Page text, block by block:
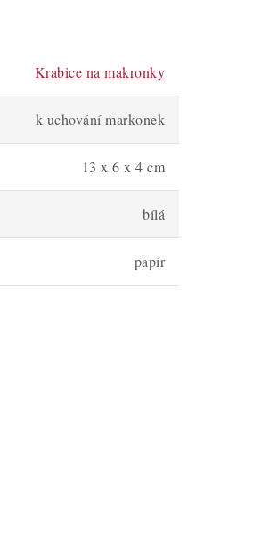
Krabice na makronky
k uchování markonek
13 x 6 x 4 cm
bílá
papír